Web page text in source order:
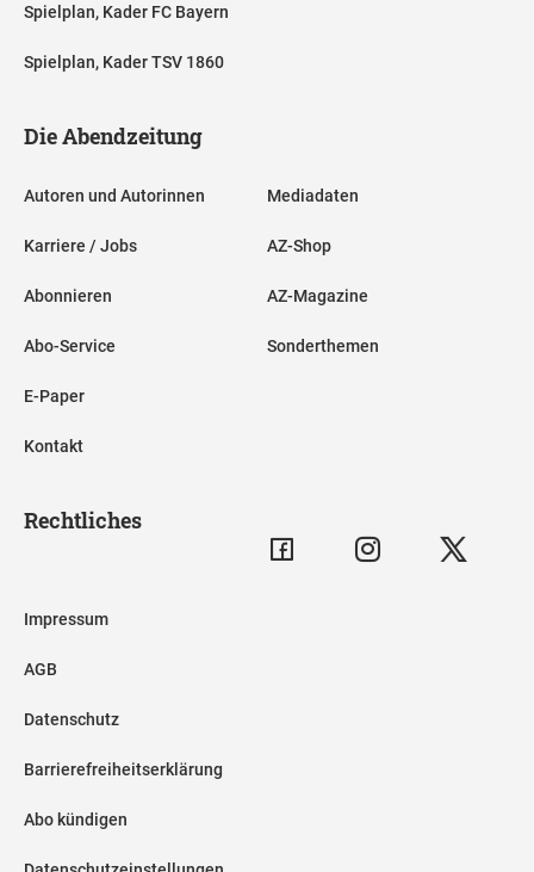
Spielplan, Kader FC Bayern
Spielplan, Kader TSV 1860
Die Abendzeitung
Autoren und Autorinnen
Karriere / Jobs
Abonnieren
Abo-Service
E-Paper
Kontakt
Mediadaten
AZ-Shop
AZ-Magazine
Sonderthemen
Rechtliches
Impressum
AGB
Datenschutz
Barrierefreiheitserklärung
Abo kündigen